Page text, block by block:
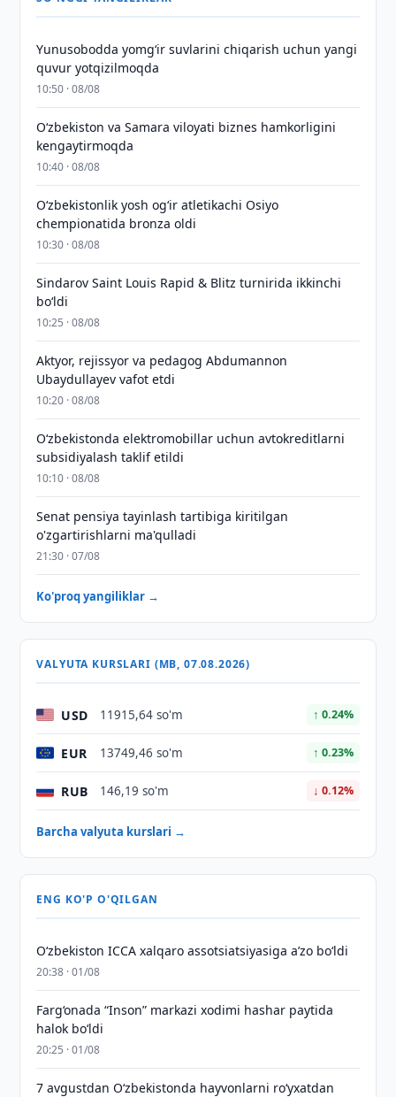
Yunusobodda yomg‘ir suvlarini chiqarish uchun yangi
quvur yotqizilmoqda
10:50 · 08/08
Oʻzbekiston va Samara viloyati biznes hamkorligini
kengaytirmoqda
10:40 · 08/08
O‘zbekistonlik yosh og‘ir atletikachi Osiyo
chempionatida bronza oldi
10:30 · 08/08
Sindarov Saint Louis Rapid & Blitz turnirida ikkinchi
bo‘ldi
10:25 · 08/08
Aktyor, rejissyor va pedagog Abdumannon
Ubaydullayev vafot etdi
10:20 · 08/08
O‘zbekistonda elektromobillar uchun avtokreditlarni
subsidiyalash taklif etildi
10:10 · 08/08
Senat pensiya tayinlash tartibiga kiritilgan
o'zgartirishlarni ma'qulladi
21:30 · 07/08
Ko'proq yangiliklar →
VALYUTA KURSLARI (MB, 07.08.2026)
USD 11915,64 so'm ↑ 0.24%
EUR 13749,46 so'm ↑ 0.23%
RUB 146,19 so'm ↓ 0.12%
Barcha valyuta kurslari →
ENG KO'P O'QILGAN
O‘zbekiston ICCA xalqaro assotsiatsiyasiga aʼzo bo‘ldi
20:38 · 01/08
Farg‘onada “Inson” markazi xodimi hashar paytida
halok bo‘ldi
20:25 · 01/08
7 avgustdan O‘zbekistonda hayvonlarni ro‘yxatdan